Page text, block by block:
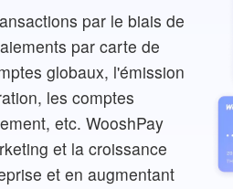
par le biais de
par carte de
globaux, l'émission
les comptes
etc. WooshPay
et la croissance
et en augmentant